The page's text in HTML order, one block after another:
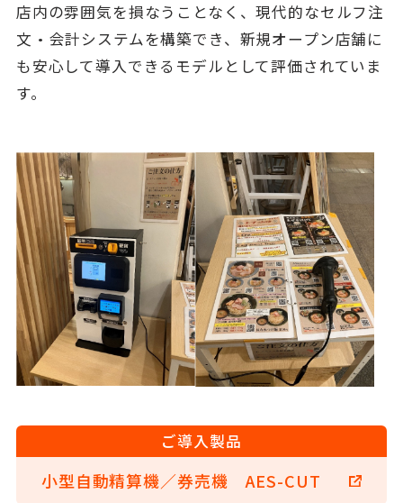
店内の雰囲気を損なうことなく、現代的なセルフ注
文・会計システムを構築でき、新規オープン店舗に
も安心して導入できるモデルとして評価されていま
す。
ご導入製品
小型自動精算機／券売機 AES-CUT